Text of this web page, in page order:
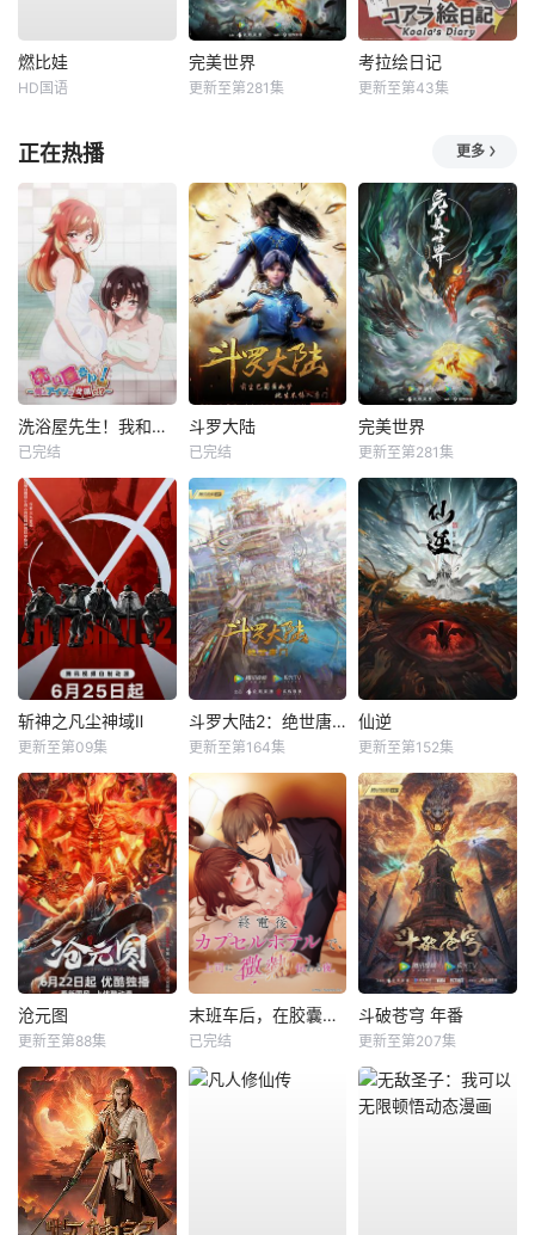
燃比娃
HD国语
完美世界
更新至第281集
考拉绘日记
更新至第43集
正在热播 更多
洗浴屋先生！我和那家伙在女浴池！？
已完结
斗罗大陆
已完结
完美世界
更新至第281集
斩神之凡尘神域Ⅱ
更新至第09集
斗罗大陆2：绝世唐门
更新至第164集
仙逆
更新至第152集
沧元图
更新至第88集
末班车后，在胶囊旅馆向上司传递微热的夜晚
已完结
斗破苍穹 年番
更新至第207集